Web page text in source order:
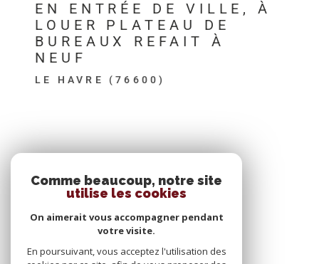
EN ENTRÉE DE VILLE, À
LOUER PLATEAU DE
BUREAUX REFAIT À
NEUF
LE HAVRE (76600)
Comme beaucoup, notre site
utilise les cookies
On aimerait vous accompagner pendant
votre visite.
En poursuivant, vous acceptez l'utilisation des